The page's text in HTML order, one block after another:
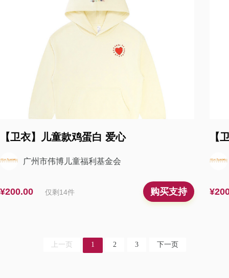
【卫衣】儿童款鸡蛋白 爱心
广州市伟博儿童福利基金会
¥200.00 仅剩14件 购买支持
【
上一页 1 2 3 下一页